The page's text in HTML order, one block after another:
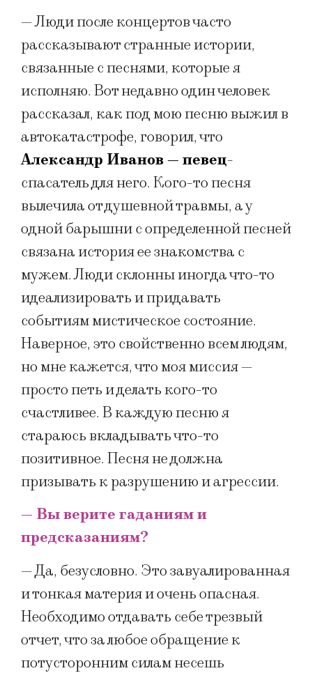
— Люди после концертов часто
рассказывают странные истории,
связанные с песнями, которые я
исполняю. Вот недавно один человек
рассказал, как под мою песню выжил в
автокатастрофе, говорил, что
Александр Иванов — певец-
спасатель для него. Кого-то песня
вылечила от душевной травмы, а у
одной барышни с определенной песней
связана история ее знакомства с
мужем. Люди склонны иногда что-то
идеализировать и придавать
событиям мистическое состояние.
Наверное, это свойственно всем людям,
но мне кажется, что моя миссия —
просто петь и делать кого-то
счастливее. В каждую песню я
стараюсь вкладывать что-то
позитивное. Песня не должна
призывать к разрушению и агрессии.
— Вы верите гаданиям и
предсказаниям?
— Да, безусловно. Это завуалированная
и тонкая материя и очень опасная.
Необходимо отдавать себе трезвый
отчет, что за любое обращение к
потусторонним силам несешь